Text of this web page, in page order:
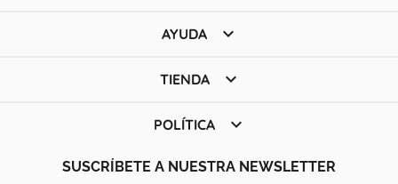
AYUDA 
TIENDA 
POLÍTICA 
SUSCRÍBETE A NUESTRA NEWSLETTER